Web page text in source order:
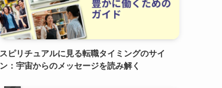
スピリチュアルに見る転職タイミングのサイ
ン：宇宙からのメッセージを読み解く